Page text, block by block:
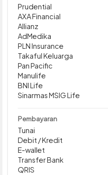
Prudential
AXA Financial
Allianz
AdMedika
PLN Insurance
Takaful Keluarga
Pan Pacific
Manulife
BNI Life
Sinarmas MSIG Life
Pembayaran
Tunai
Debit / Kredit
E-wallet
Transfer Bank
QRIS